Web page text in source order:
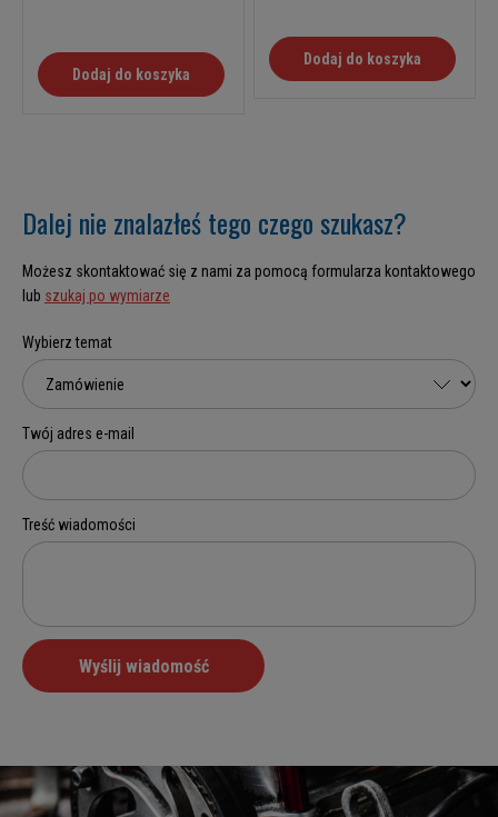
Dodaj do koszyka
Dodaj do koszyka
Dalej nie znalazłeś tego czego szukasz?
Możesz skontaktować się z nami za pomocą formularza kontaktowego
lub szukaj po wymiarze